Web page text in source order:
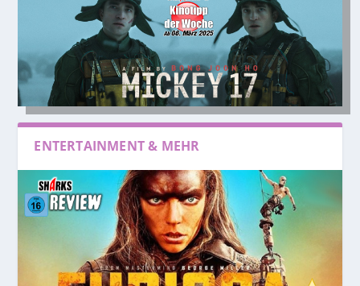
ENTERTAINMENT & MEHR